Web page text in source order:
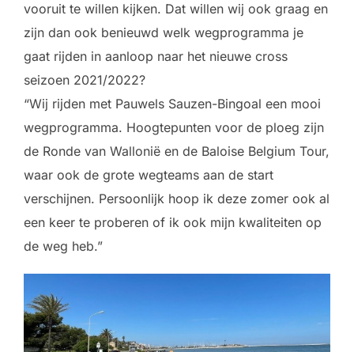
vooruit te willen kijken. Dat willen wij ook graag en
zijn dan ook benieuwd welk wegprogramma je
gaat rijden in aanloop naar het nieuwe cross
seizoen 2021/2022?
“Wij rijden met Pauwels Sauzen-Bingoal een mooi
wegprogramma. Hoogtepunten voor de ploeg zijn
de Ronde van Wallonië en de Baloise Belgium Tour,
waar ook de grote wegteams aan de start
verschijnen. Persoonlijk hoop ik deze zomer ook al
een keer te proberen of ik ook mijn kwaliteiten op
de weg heb.”